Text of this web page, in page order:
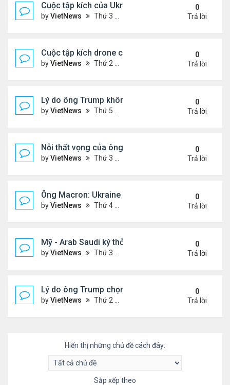
Cuộc tập kích của Ukraine khó làm suy yếu 'mưa
byVietNews Thứ 3 Tháng 6 03, 2025 5:55 pm
0
Trả lời
Cuộc tập kích drone có thể thay đổi quy tắc chiến
byVietNews Thứ 2 Tháng 6 02, 2025 5:41 pm
0
Trả lời
Lý do ông Trump không muốn áp lệnh trừng phạt
byVietNews Thứ 5 Tháng 5 29, 2025 8:32 am
0
Trả lời
Nỗi thất vọng của ông Trump với nỗ lực chấm dứt
byVietNews Thứ 3 Tháng 5 27, 2025 6:13 pm
0
Trả lời
Ông Macron: Ukraine biết không thể giành lại
byVietNews Thứ 4 Tháng 5 14, 2025 3:54 pm
0
Trả lời
Mỹ - Arab Saudi ký thỏa thuận vũ khí 142 tỷ USD
byVietNews Thứ 3 Tháng 5 13, 2025 3:19 pm
0
Trả lời
Lý do ông Trump chọn vùng Vịnh làm nơi đầu tiên
byVietNews Thứ 2 Tháng 5 12, 2025 4:00 pm
0
Trả lời
Hiển thị những chủ đề cách đây:
Sắp xếp theo